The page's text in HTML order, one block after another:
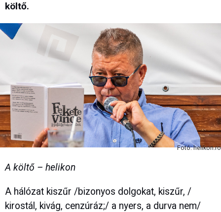
költő.
Fotó: helikon.ro
A költő – helikon
A hálózat kiszűr /bizonyos dolgokat, kiszűr, /
kirostál, kivág, cenzúráz;/ a nyers, a durva nem/